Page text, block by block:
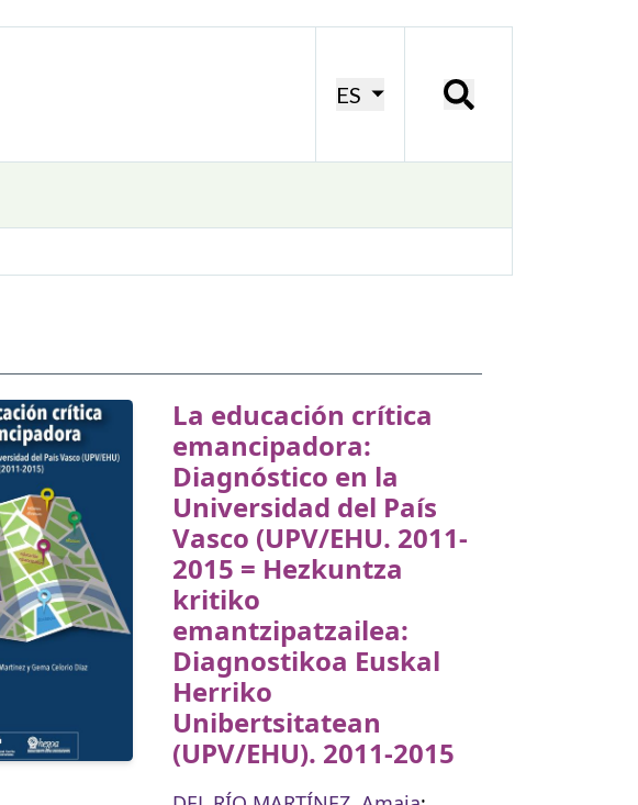
ES
La educación crítica
emancipadora:
Diagnóstico en la
Universidad del País
Vasco (UPV/EHU. 2011-
2015 = Hezkuntza
kritiko
emantzipatzailea:
Diagnostikoa Euskal
Herriko
Unibertsitatean
(UPV/EHU). 2011-2015